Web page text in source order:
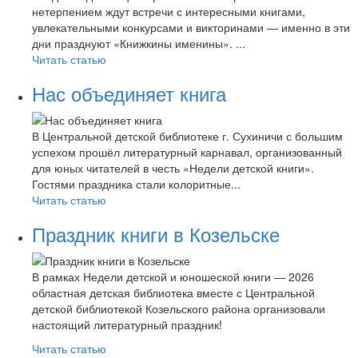
нетерпением ждут встречи с интересными книгами,
увлекательными конкурсами и викторинами — именно в эти
дни празднуют «Книжкины именины». ...
Читать статью
Нас объединяет книга
В Центральной детской библиотеке г. Сухиничи с большим
успехом прошёл литературный карнавал, организованный
для юных читателей в честь «Недели детской книги».
Гостями праздника стали колоритные...
Читать статью
Праздник книги в Козельске
В рамках Недели детской и юношеской книги — 2026
областная детская библиотека вместе с Центральной
детской библиотекой Козельского района организовали
настоящий литературный праздник!
Читать статью